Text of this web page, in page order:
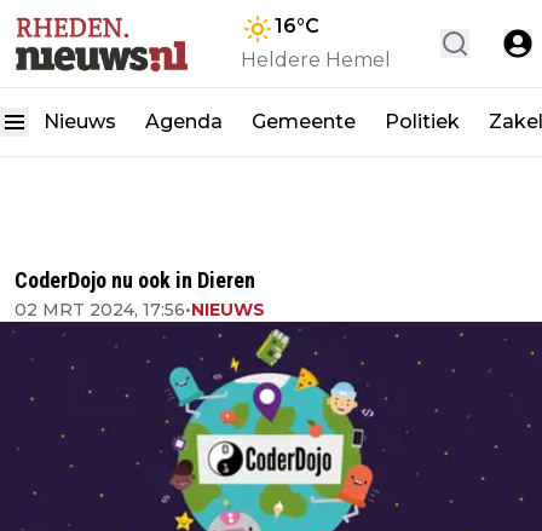
16°C
Heldere Hemel
Nieuws Agenda Gemeente Politiek
CoderDojo nu ook in Dieren
02 MRT 2024, 17:56•NIEUWS